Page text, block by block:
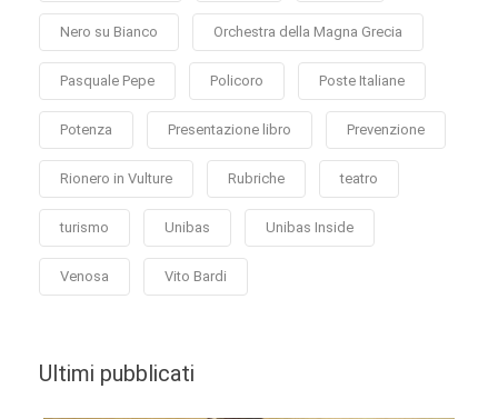
Nero su Bianco Orchestra della Magna Grecia
Pasquale Pepe Policoro Poste Italiane
Potenza Presentazione libro Prevenzione
Rionero in Vulture Rubriche teatro
turismo Unibas Unibas Inside
Venosa Vito Bardi
Ultimi pubblicati